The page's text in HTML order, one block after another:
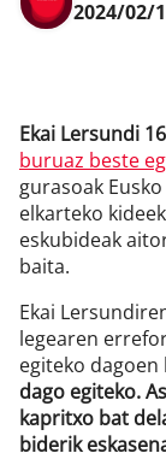
2024/02/
Ekai Lersundi
buruaz beste
gurasoak
elkarteko
eskubideak
baita.
Ekai
legearen
egiteko
dago egiteko.
kapritxo bat
biderik